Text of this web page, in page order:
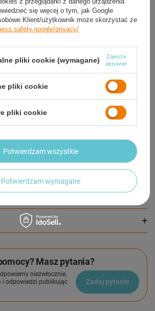
Pompka
Masz pytania?
niezwłocznie,
i odpowiedzi publikując
Zadaj pytanie
się więcej o tym, jak Google
Klient/użytkownik może skorzystać ze
privacy/
pliki cookie (wymagane)
Zawsze
aktywne
pliki cookie
pliki cookie
Potwierdzam wymagane
Potwierdzam wszystkie